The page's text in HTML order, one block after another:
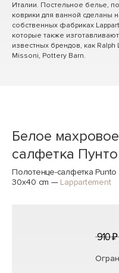
Италии. Постельное белье,
коврики для ванной сделаны
собственных фабриках
которые также
известных брендов, как
Missoni, Pottery Barn.
Белое
салфетка
Полотенце-салфетка Punto
30x40 cm — Lappartement
910 ₽